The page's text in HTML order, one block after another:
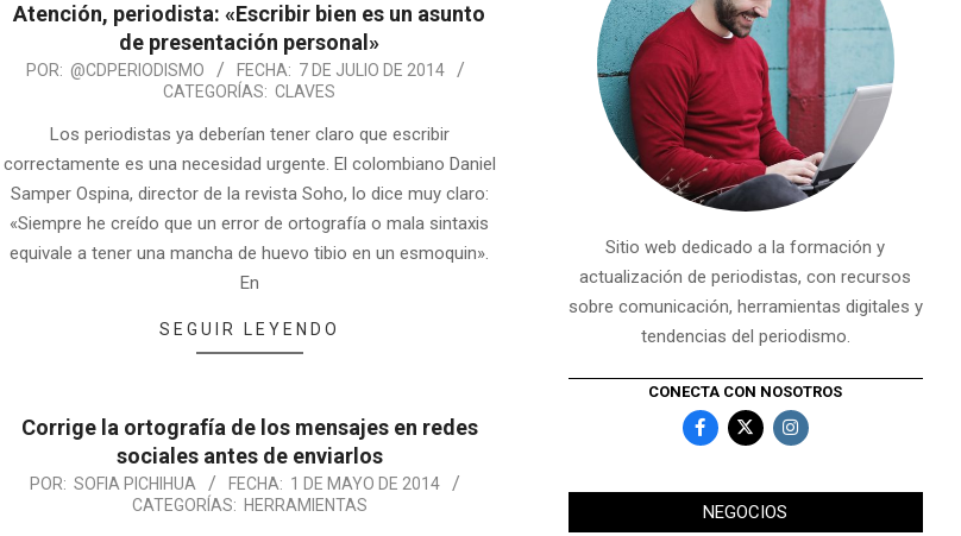
Atención, periodista: «Escribir bien es un asunto
de presentación personal»
POR: @CDPERIODISMO FECHA: 7 DE JULIO DE 2014
CATEGORÍAS: CLAVES
Los periodistas ya deberían tener claro que escribir
correctamente es una necesidad urgente. El colombiano Daniel
Samper Ospina, director de la revista Soho, lo dice muy claro:
«Siempre he creído que un error de ortografía o mala sintaxis
equivale a tener una mancha de huevo tibio en un esmoquin».
En
SEGUIR LEYENDO
Corrige la ortografía de los mensajes en redes
sociales antes de enviarlos
POR: SOFIA PICHIHUA FECHA: 1 DE MAYO DE 2014
CATEGORÍAS: HERRAMIENTAS
Sitio web dedicado a la formación y
actualización de periodistas, con recursos
sobre comunicación, herramientas digitales y
tendencias del periodismo.
CONECTA CON NOSOTROS
NEGOCIOS